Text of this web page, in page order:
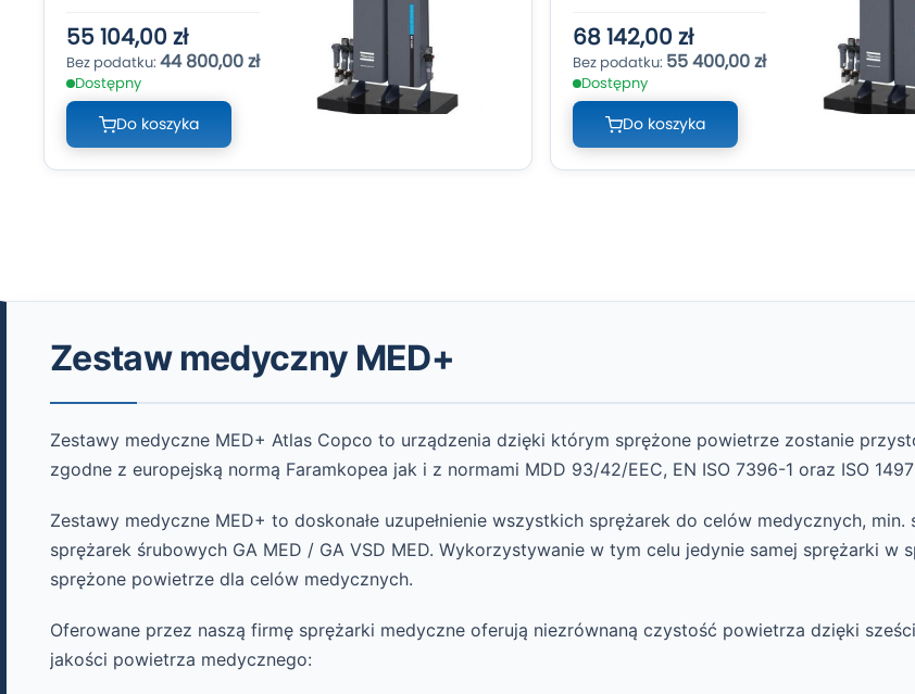
55 104,00 zł
44 800,00 zł
Dostępny
Do koszyka
68 142,00 zł
55 400,00 zł
Dostępny
Do koszyka
Zestaw medyczny MED+
Zestawy medyczne MED+ Atlas Copco to urządzenia dzięki którym sprężone powietrze zostanie
zgodne z europejską normą Faramkopea jak i z normami MDD 93/42/EEC, EN ISO 7396-1 oraz ISO
Zestawy medyczne MED+ to doskonałe uzupełnienie wszystkich sprężarek do celów medycznych, min.
sprężarek śrubowych GA MED / GA VSD MED. Wykorzystywanie w tym celu jedynie samej sprężarki
sprężone powietrze dla celów medycznych.
Oferowane przez naszą firmę sprężarki medyczne oferują niezrównaną czystość powietrza dzięki
jakości powietrza medycznego: